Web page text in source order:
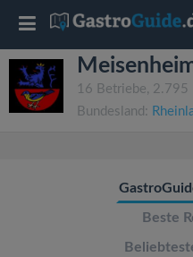
16 Betriebe, 2.795
Bundesland:
Beste
T
o
g